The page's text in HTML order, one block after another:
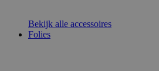
Bekijk alle accessoires
Folies